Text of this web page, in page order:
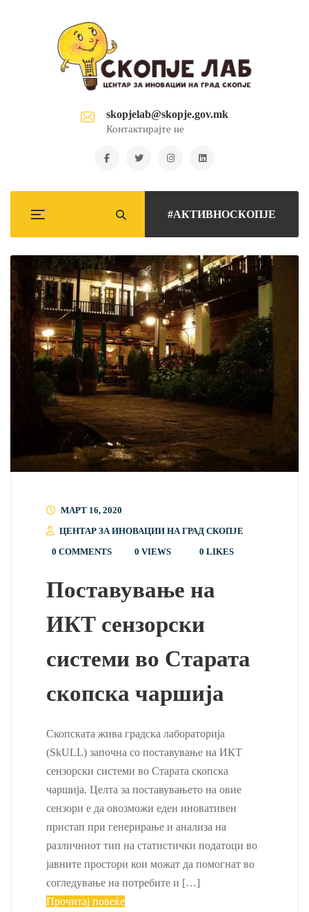
skopjelab@skopje.gov.mk
Контактирајте не
#АКТИВНОСКОПЈЕ
МАРТ 16, 2020
ЦЕНТАР ЗА ИНОВАЦИИ НА ГРАД СКОПЈЕ
0 COMMENTS
0 VIEWS 0 LIKES
Поставување на
ИКТ сензорски
системи во Старата
скопска чаршија
Скопската жива градска лабораторија
(SkULL) започна со поставување на ИКТ
сензорски системи во Старата скопска
чаршија. Целта за поставувањето на овие
сензори е да овозможи еден иновативен
пристап при генерирање и анализа на
различниот тип на статистички податоци во
јавните простори кои можат да помогнат во
согледување на потребите и […]
Прочитај повеќе